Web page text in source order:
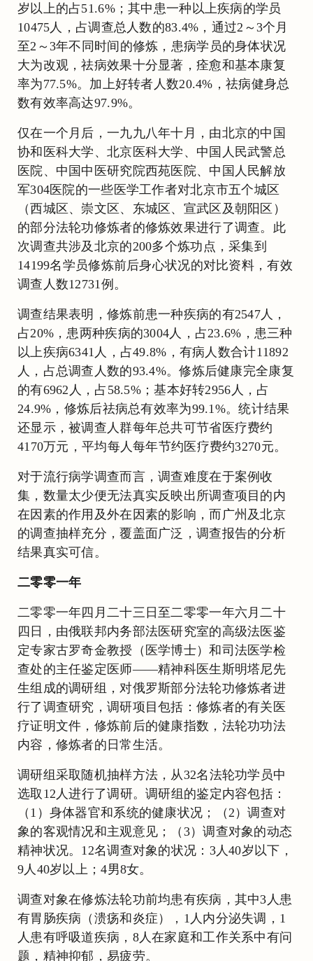
岁以上的占51.6%；其中患一种以上疾病的学员
10475人，占调查总人数的83.4%，通过2～3个月
至2～3年不同时间的修炼，患病学员的身体状况
大为改观，祛病效果十分显著，痊愈和基本康复
率为77.5%。加上好转者人数20.4%，祛病健身总
数有效率高达97.9%。
仅在一个月后，一九九八年十月，由北京的中国
协和医科大学、北京医科大学、中国人民武警总
医院、中国中医研究院西苑医院、中国人民解放
军304医院的一些医学工作者对北京市五个城区
（西城区、崇文区、东城区、宣武区及朝阳区）
的部分法轮功修炼者的修炼效果进行了调查。此
次调查共涉及北京的200多个炼功点，采集到
14199名学员修炼前后身心状况的对比资料，有效
调查人数12731例。
调查结果表明，修炼前患一种疾病的有2547人，
占20%，患两种疾病的3004人，占23.6%，患三种
以上疾病6341人，占49.8%，有病人数合计11892
人，占总调查人数的93.4%。修炼后健康完全康复
的有6962人，占58.5%；基本好转2956人，占
24.9%，修炼后祛病总有效率为99.1%。统计结果
还显示，被调查人群每年总共可节省医疗费约
4170万元，平均每人每年节约医疗费约3270元。
对于流行病学调查而言，调查难度在于案例收
集，数量太少便无法真实反映出所调查项目的内
在因素的作用及外在因素的影响，而广州及北京
的调查抽样充分，覆盖面广泛，调查报告的分析
结果真实可信。
二零零一年
二零零一年四月二十三日至二零零一年六月二十
四日，由俄联邦内务部法医研究室的高级法医鉴
定专家古罗奇金教授（医学博士）和司法医学检
查处的主任鉴定医师——精神科医生斯明塔尼先
生组成的调研组，对俄罗斯部分法轮功修炼者进
行了调查研究，调研项目包括：修炼者的有关医
疗证明文件，修炼前后的健康指数，法轮功功法
内容，修炼者的日常生活。
调研组采取随机抽样方法，从32名法轮功学员中
选取12人进行了调研。调研组的鉴定内容包括：
（1）身体器官和系统的健康状况；（2）调查对
象的客观情况和主观意见；（3）调查对象的动态
精神状况。12名调查对象的状况：3人40岁以下，
9人40岁以上；4男8女。
调查对象在修炼法轮功前均患有疾病，其中3人患
有胃肠疾病（溃疡和炎症），1人内分泌失调，1
人患有呼吸道疾病，8人在家庭和工作关系中有问
题，精神抑郁，易疲劳。